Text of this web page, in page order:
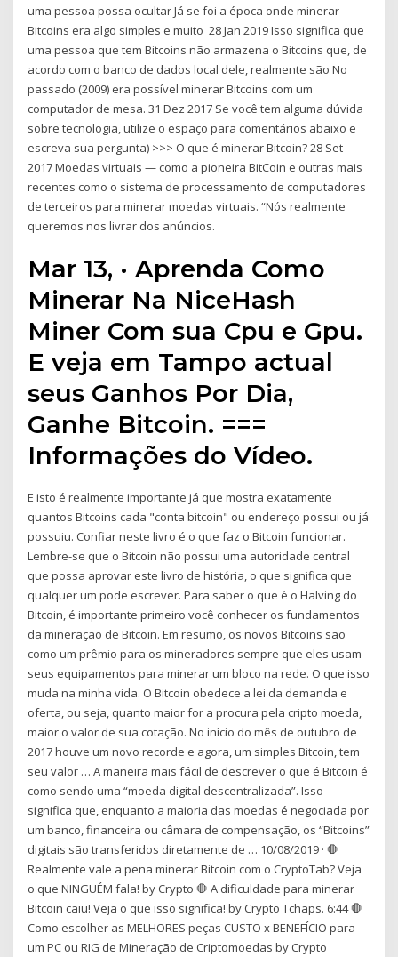
uma pessoa possa ocultar Já se foi a época onde minerar
Bitcoins era algo simples e muito 28 Jan 2019 Isso significa que
uma pessoa que tem Bitcoins não armazena o Bitcoins que, de
acordo com o banco de dados local dele, realmente são No
passado (2009) era possível minerar Bitcoins com um
computador de mesa. 31 Dez 2017 Se você tem alguma dúvida
sobre tecnologia, utilize o espaço para comentários abaixo e
escreva sua pergunta) >>> O que é minerar Bitcoin? 28 Set
2017 Moedas virtuais — como a pioneira BitCoin e outras mais
recentes como o sistema de processamento de computadores
de terceiros para minerar moedas virtuais. “Nós realmente
queremos nos livrar dos anúncios.
Mar 13, · Aprenda Como
Minerar Na NiceHash
Miner Com sua Cpu e Gpu.
E veja em Tampo actual
seus Ganhos Por Dia,
Ganhe Bitcoin. ===
Informações do Vídeo.
E isto é realmente importante já que mostra exatamente
quantos Bitcoins cada "conta bitcoin" ou endereço possui ou já
possuiu. Confiar neste livro é o que faz o Bitcoin funcionar.
Lembre-se que o Bitcoin não possui uma autoridade central
que possa aprovar este livro de história, o que significa que
qualquer um pode escrever. Para saber o que é o Halving do
Bitcoin, é importante primeiro você conhecer os fundamentos
da mineração de Bitcoin. Em resumo, os novos Bitcoins são
como um prêmio para os mineradores sempre que eles usam
seus equipamentos para minerar um bloco na rede. O que isso
muda na minha vida. O Bitcoin obedece a lei da demanda e
oferta, ou seja, quanto maior for a procura pela cripto moeda,
maior o valor de sua cotação. No início do mês de outubro de
2017 houve um novo recorde e agora, um simples Bitcoin, tem
seu valor … A maneira mais fácil de descrever o que é Bitcoin é
como sendo uma “moeda digital descentralizada”. Isso
significa que, enquanto a maioria das moedas é negociada por
um banco, financeira ou câmara de compensação, os “Bitcoins”
digitais são transferidos diretamente de … 10/08/2019 · 🛑
Realmente vale a pena minerar Bitcoin com o CryptoTab? Veja
o que NINGUÉM fala! by Crypto 🛑 A dificuldade para minerar
Bitcoin caiu! Veja o que isso significa! by Crypto Tchaps. 6:44 🛑
Como escolher as MELHORES peças CUSTO x BENEFÍCIO para
um PC ou RIG de Mineração de Criptomoedas by Crypto